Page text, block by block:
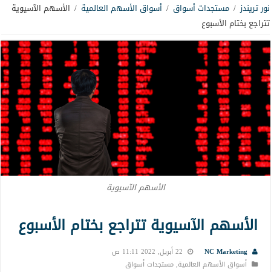
نور تريندز / مستجدات أسواق / أسواق الأسهم العالمية / الأسهم الآسيوية
تتراجع بختام الأسبوع
الأسهم الآسيوية
الأسهم الآسيوية تتراجع بختام الأسبوع
NC Marketing
22 أبريل, 2022 11:11 ص
أسواق الأسهم العالمية,مستجدات أسواق